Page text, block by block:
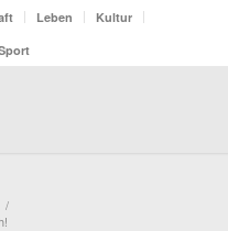
Leben
Kultur
/